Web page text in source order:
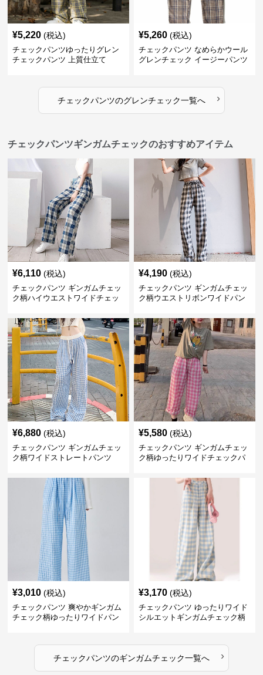
¥5,220 (税込)
チェックパンツゆったりグレン
チェックパンツ 上質仕立て
¥5,260 (税込)
チェックパンツ なめらかウール
グレンチェック イージーパンツ
チェックパンツのグレンチェック一覧へ ›
チェックパンツギンガムチェックのおすすめアイテム
¥6,110 (税込)
チェックパンツ ギンガムチェッ
ク柄ハイウエストワイドチェッ
¥4,190 (税込)
チェックパンツ ギンガムチェッ
ク柄ウエストリボンワイドパン
¥6,880 (税込)
チェックパンツ ギンガムチェッ
ク柄ワイドストレートパンツ
¥5,580 (税込)
チェックパンツ ギンガムチェッ
ク柄ゆったりワイドチェックパ
¥3,010 (税込)
チェックパンツ 爽やかギンガム
チェック柄ゆったりワイドパン
¥3,170 (税込)
チェックパンツ ゆったりワイド
シルエットギンガムチェック柄
チェックパンツのギンガムチェック一覧へ ›